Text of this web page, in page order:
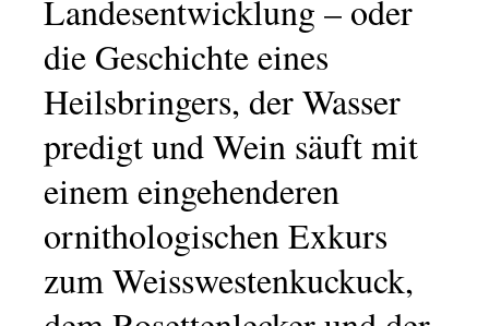
Landesentwicklung – oder
die Geschichte eines
Heilsbringers, der Wasser
predigt und Wein säuft mit
einem eingehenderen
ornithologischen Exkurs
zum Weisswestenkuckuck,